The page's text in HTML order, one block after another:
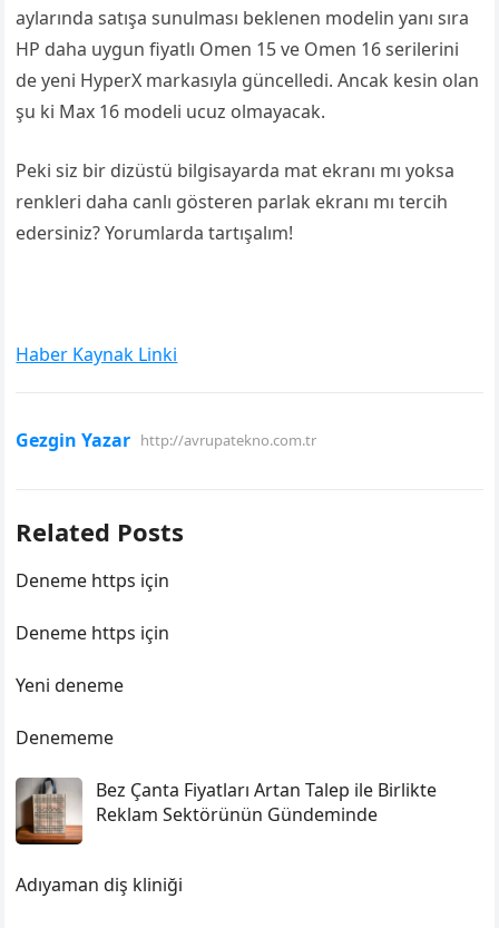
aylarında satışa sunulması beklenen modelin yanı sıra
HP daha uygun fiyatlı Omen 15 ve Omen 16 serilerini
de yeni HyperX markasıyla güncelledi. Ancak kesin olan
şu ki Max 16 modeli ucuz olmayacak.
Peki siz bir dizüstü bilgisayarda mat ekranı mı yoksa
renkleri daha canlı gösteren parlak ekranı mı tercih
edersiniz? Yorumlarda tartışalım!
Haber Kaynak Linki
Gezgin Yazar http://avrupatekno.com.tr
Related Posts
Deneme https için
Deneme https için
Yeni deneme
Denememe
Bez Çanta Fiyatları Artan Talep ile Birlikte
Reklam Sektörünün Gündeminde
Adıyaman diş kliniği